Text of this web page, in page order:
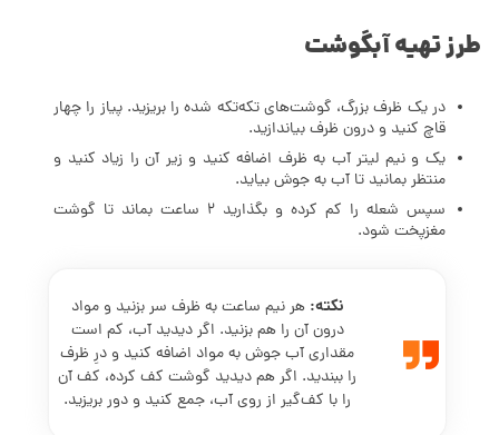
طرز تهیه آبگوشت
در یک ظرف بزرگ، گوشت‌های تکه‌تکه شده را بریزید. پیاز را چهار
قاچ کنید و درون ظرف بیاندازید.
یک و نیم لیتر آب به ظرف اضافه کنید و زیر آن را زیاد کنید و
منتظر بمانید تا آب به جوش بیاید.
سپس شعله را کم کرده و بگذارید 2 ساعت بماند تا گوشت
مغزپخت شود.
نکته: هر نیم ساعت به ظرف سر بزنید و مواد
درون آن را هم بزنید. اگر دیدید آب، کم است
مقداری آب جوش به مواد اضافه کنید و درِ ظرف
را ببندید. اگر هم دیدید گوشت کف کرده، کف آن
را با کف‌گیر از روی آب، جمع کنید و دور بریزید.